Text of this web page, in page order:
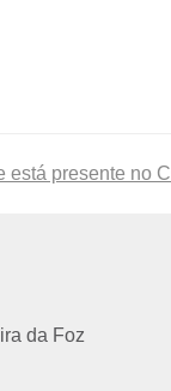
está presente no
da Foz